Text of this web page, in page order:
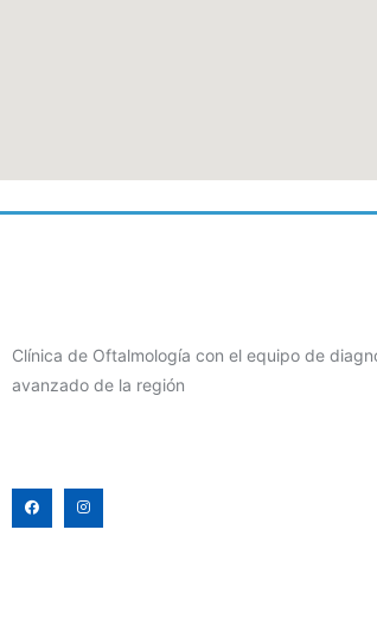
Clínica de Oftalmología con el equipo de
avanzado de la región
c
e
b
o
s
t
a
g